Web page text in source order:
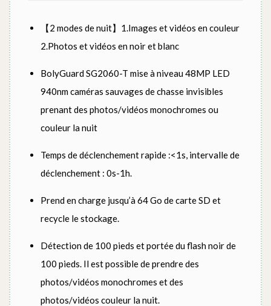
【2 modes de nuit】1.Images et vidéos en couleur
2.Photos et vidéos en noir et blanc
BolyGuard SG2060-T mise à niveau 48MP LED
940nm caméras sauvages de chasse invisibles
prenant des photos/vidéos monochromes ou
couleur la nuit
Temps de déclenchement rapide :<1s, intervalle de
déclenchement : 0s-1h.
Prend en charge jusqu’à 64 Go de carte SD et
recycle le stockage.
Détection de 100 pieds et portée du flash noir de
100 pieds. Il est possible de prendre des
photos/vidéos monochromes et des
photos/vidéos couleur la nuit.